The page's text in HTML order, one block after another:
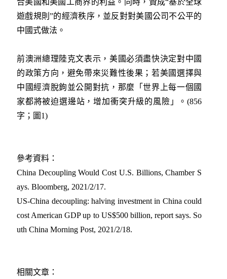
合美國和美國工商界的利益。同時，贊成“基於全球
遊戲規則”的經濟秩序，並反對對美國公司不公平的
中國式做法。
前澳洲總理陸克文表示，美國必須盡快決定對中國
的政策方向，避免帶來災難性後果；若美國選擇與
中國經濟脫鉤並公開對抗，那麼「世界上每一個國
家都將被迫選邊站，增加衝突升級的風險」。(856
字；圖1)
參考資料：
China Decoupling Would Cost U.S. Billions, Chamber S
ays. Bloomberg, 2021/2/17.
US-China decoupling: halving investment in China could
cost American GDP up to US$500 billion, report says. So
uth China Morning Post, 2021/2/18.
相關文章：